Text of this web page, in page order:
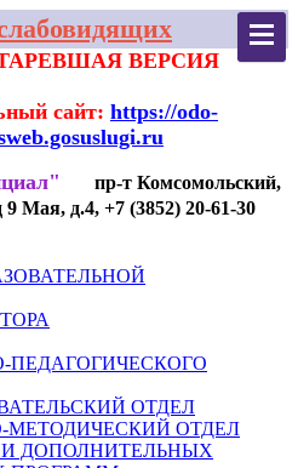
ВЕРСИЯ
сайт: https://odo-
пр-т Комсомольский,
Мая, д.4, +7 (3852) 20-61-30
ПЕДАГОГИЧЕСКОГО
ОТДЕЛ
ОТДЕЛ
ДОПОЛНИТЕЛЬНЫХ